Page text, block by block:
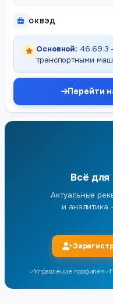
ОКВЭД
Основной: 46.69.3
транспортными
Перейти
Всё для
Актуальные
и аналитика
Управление профилем